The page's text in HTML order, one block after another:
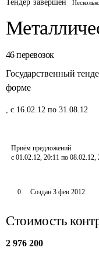
Тендер завершён
46 перевозок
Государственный
форме
, с 16.02.12 по 31.08.12
Приём предложений
с 01.02.12, 20:11 по 08.02.12,
0 Создан 3 фев 2012
Стоимость
2 976 200